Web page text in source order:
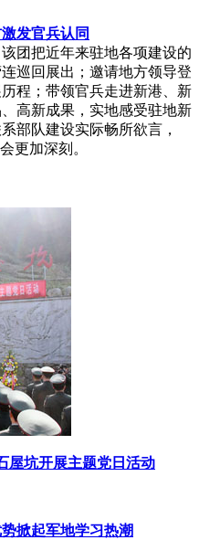
发官兵认同
团把近年来驻地各项建设的
巡回展出；邀请地方领导登
程；带领官兵走进新港、新
高新成果，实地感受驻地新
部队建设实际畅所欲言，
更加深刻。
屋坑开展主题党日活动
掀起军地学习热潮